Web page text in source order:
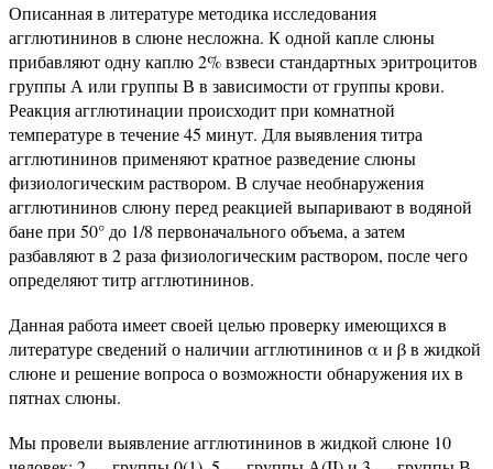
Описанная в литературе методика исследования
агглютининов в слюне несложна. К одной капле слюны
прибавляют одну каплю 2% взвеси стандартных эритроцитов
группы А или группы В в зависимости от группы крови.
Реакция агглютинации происходит при комнатной
температуре в течение 45 минут. Для выявления титра
агглютининов применяют кратное разведение слюны
физиологическим раствором. В случае необнаружения
агглютининов слюну перед реакцией выпаривают в водяной
бане при 50° до 1/8 первоначального объема, а затем
разбавляют в 2 раза физиологическим раствором, после чего
определяют титр агглютининов.
Данная работа имеет своей целью проверку имеющихся в
литературе сведений о наличии агглютининов α и β в жидкой
слюне и решение вопроса о возможности обнаружения их в
пятнах слюны.
Мы провели выявление агглютининов в жидкой слюне 10